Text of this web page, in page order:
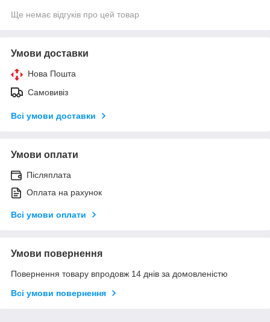
Ще немає відгуків про цей товар
Умови доставки
Нова Пошта
Самовивіз
Всі умови доставки
Умови оплати
Післяплата
Оплата на рахунок
Всі умови оплати
Умови повернення
Повернення товару впродовж 14 днів за домовленістю
Всі умови повернення